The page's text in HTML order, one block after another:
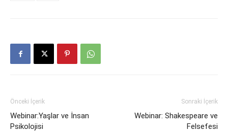
Önceki İçerik
Webinar:Yaşlar ve İnsan
Psikolojisi
Sonraki İçerik
Webinar: Shakespeare ve
Felsefesi